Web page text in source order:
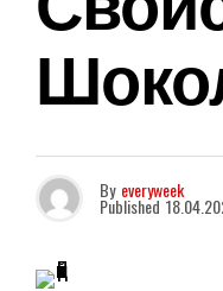
By everyweek
Published